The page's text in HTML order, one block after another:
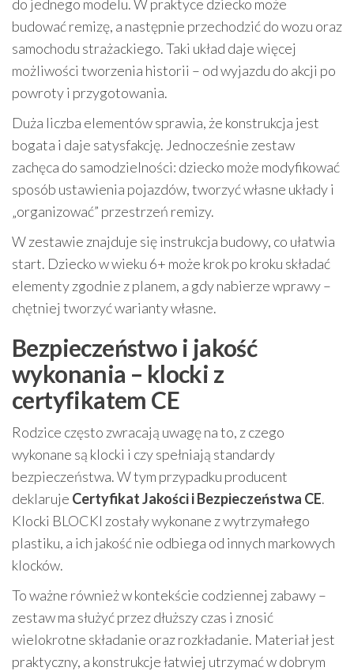
do jednego modelu. W praktyce dziecko może
budować remizę, a następnie przechodzić do wozu oraz
samochodu strażackiego. Taki układ daje więcej
możliwości tworzenia historii – od wyjazdu do akcji po
powroty i przygotowania.
Duża liczba elementów sprawia, że konstrukcja jest
bogata i daje satysfakcję. Jednocześnie zestaw
zachęca do samodzielności: dziecko może modyfikować
sposób ustawienia pojazdów, tworzyć własne układy i
„organizować” przestrzeń remizy.
W zestawie znajduje się instrukcja budowy, co ułatwia
start. Dziecko w wieku 6+ może krok po kroku składać
elementy zgodnie z planem, a gdy nabierze wprawy –
chętniej tworzyć warianty własne.
Bezpieczeństwo i jakość
wykonania – klocki z
certyfikatem CE
Rodzice często zwracają uwagę na to, z czego
wykonane są klocki i czy spełniają standardy
bezpieczeństwa. W tym przypadku producent
deklaruje Certyfikat Jakości i Bezpieczeństwa CE.
Klocki BLOCKI zostały wykonane z wytrzymałego
plastiku, a ich jakość nie odbiega od innych markowych
klocków.
To ważne również w kontekście codziennej zabawy –
zestaw ma służyć przez dłuższy czas i znosić
wielokrotne składanie oraz rozkładanie. Materiał jest
praktyczny, a konstrukcje łatwiej utrzymać w dobrym